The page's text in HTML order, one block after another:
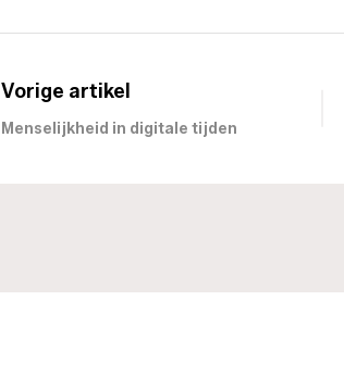
Vorige artikel
Menselijkheid in digitale tijden